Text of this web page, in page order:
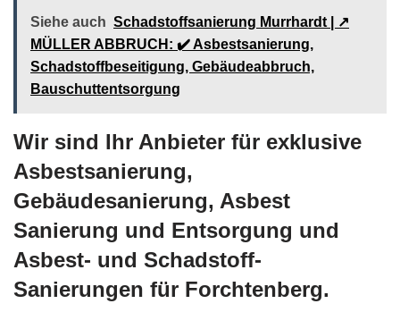
Siehe auch Schadstoffsanierung Murrhardt | ↗️
MÜLLER ABBRUCH: ✔️ Asbestsanierung,
Schadstoffbeseitigung, Gebäudeabbruch,
Bauschuttentsorgung
Wir sind Ihr Anbieter für exklusive
Asbestsanierung,
Gebäudesanierung, Asbest
Sanierung und Entsorgung und
Asbest- und Schadstoff-
Sanierungen für Forchtenberg.